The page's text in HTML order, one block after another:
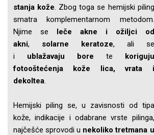
stanja kože. Zbog toga se hemijski piling
smatra komplementarnom metodom.
Njime se leče akne i ožiljci od
akni, solarne keratoze, ali se
i ublažavaju bore te koriguju
fotooštećenja kože lica, vrata i
dekoltea.
Hemijski piling se, u zavisnosti od tipa
kože, indikacije i odabrane vrste pilinga,
najčešće sprovodi u nekoliko tretmana u